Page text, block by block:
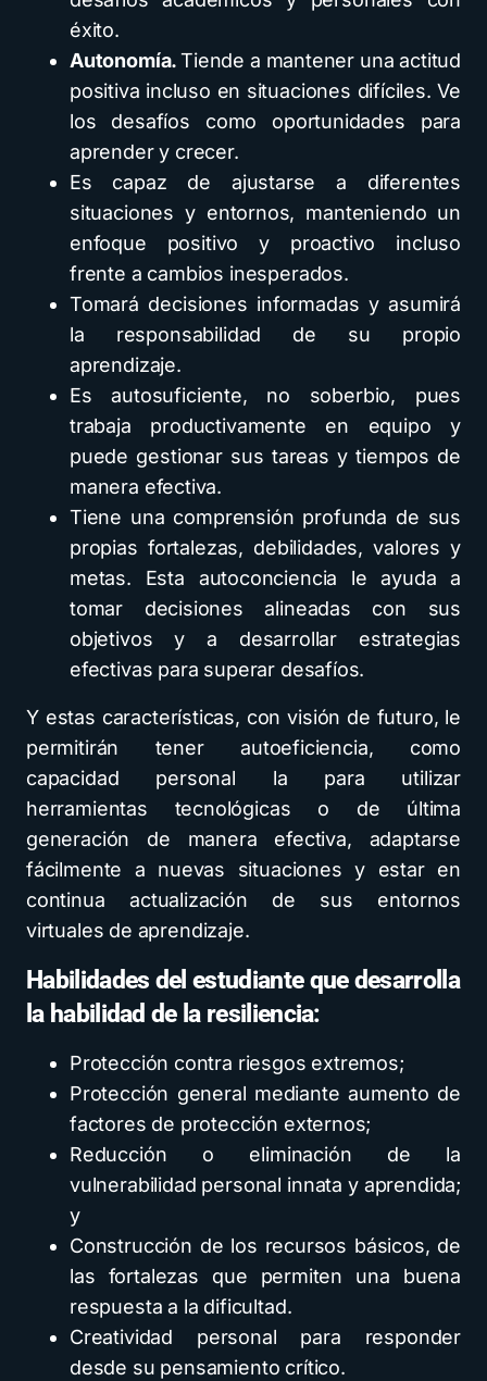
éxito.
Autonomía.Tiende a mantener una actitud
positiva incluso en situaciones difíciles. Ve
los desafíos como oportunidades para
aprender y crecer.
Es capaz de ajustarse a diferentes
situaciones y entornos, manteniendo un
enfoque positivo y proactivo incluso
frente a cambios inesperados.
Tomará decisiones informadas y asumirá
la responsabilidad de su propio
aprendizaje.
Es autosuficiente, no soberbio, pues
trabaja productivamente en equipo y
puede gestionar sus tareas y tiempos de
manera efectiva.
Tiene una comprensión profunda de sus
propias fortalezas, debilidades, valores y
metas. Esta autoconciencia le ayuda a
tomar decisiones alineadas con sus
objetivos y a desarrollar estrategias
efectivas para superar desafíos.
Y estas características, con visión de futuro, le
permitirán tener autoeficiencia, como
capacidad personal la para utilizar
herramientas tecnológicas o de última
generación de manera efectiva, adaptarse
fácilmente a nuevas situaciones y estar en
continua actualización de sus entornos
virtuales de aprendizaje.
Habilidades del estudiante que desarrolla
la habilidad de la resiliencia:
Protección contra riesgos extremos;
Protección general mediante aumento de
factores de protección externos;
Reducción o eliminación de la
vulnerabilidad personal innata y aprendida;
y
Construcción de los recursos básicos, de
las fortalezas que permiten una buena
respuesta a la dificultad.
Creatividad personal para responder
desde su pensamiento crítico.